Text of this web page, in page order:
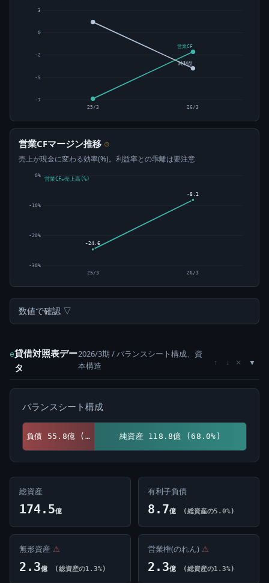
-7
-5
-2
0
3
営業CF
純利益
25/3 26/3
営業CFマージン推移 ⊙
売上が現金に変わる効率(%)。利益率との乖離は要注意
-30%
-20%
-10%
0%
-24.6
25/3
-8.1
26/3
営業CF÷売上高(%)
数値で確認 ▽
e貸借対照表デー
タ
2026/3期 / バランスシート構成、資
本構造
↑ ↓ ×
バランスシート構成
負債 55.8億 (32.0%) 純資産 118.8億 (68.0%)
総資産
174.5億
有利子負債
8.7億 (総資産の5.0%)
無形資産 ⚠
2.3億 (総資産の1.3%)
営業権(のれん) ⚠
2.3億 (総資産の1.3%)